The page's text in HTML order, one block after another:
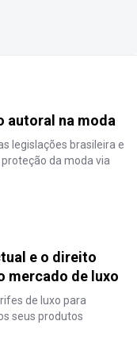
autoral na moda
legislações brasileira e
da moda via
e o direito
mercado de luxo
de luxo para
seus produtos